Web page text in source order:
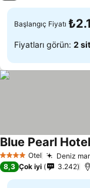
Başlangıç Fiyatı
Fiyatları görün: 2
4 Yıldız Otel Deniz
Blue Pearl Hotel
8,3 Çok iyi 3.242